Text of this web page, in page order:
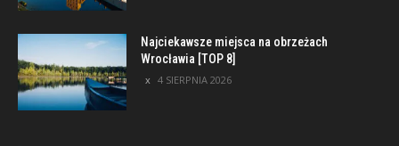
Najciekawsze miejsca na obrzeżach
Wrocławia [TOP 8]
4 SIERPNIA 2026